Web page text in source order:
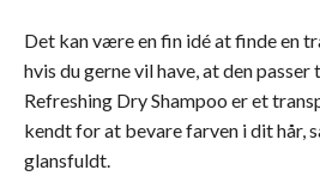
Det kan være en fin idé at finde en
hvis du gerne vil have, at den
Refreshing Dry Shampoo er et
kendt for at bevare farven i dit hår,
glansfuldt.